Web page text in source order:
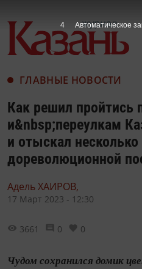
ГЛАВНЫЕ НОВОСТИ
Как решил пройтись
и&nbsp;переулкам
и отыскал
дореволюционной
Адель ХАИРОВ,
17 Март 2023 - 12:30
3661 0 0
Чудом сохранился домик
2 Автоматическое